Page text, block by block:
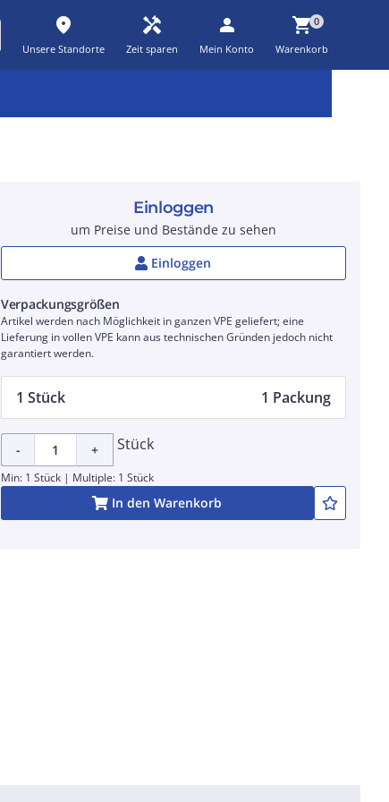
place
Unsere Standorte
handyman
Zeit sparen
person
Mein Konto
shopping_cart0
Warenkorb
Einloggen
um Preise und Bestände zu sehen
Einloggen
Verpackungsgrößen
Artikel werden nach Möglichkeit in ganzen VPE geliefert; eine
Lieferung in vollen VPE kann aus technischen Gründen jedoch nicht
garantiert werden.
1 Stück 1 Packung
- + Stück
Min: 1 Stück | Multiple: 1 Stück
In den Warenkorb